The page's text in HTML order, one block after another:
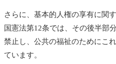
さらに、基本的人権の享有に関
国憲法第12条では、その後半部
禁止し、公共の福祉のためにこ
ています。